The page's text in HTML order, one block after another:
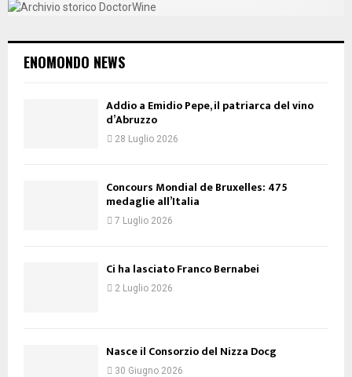
ENOMONDO NEWS
Addio a Emidio Pepe, il patriarca del vino
d’Abruzzo
28 Luglio 2026
Concours Mondial de Bruxelles: 475
medaglie all’Italia
7 Luglio 2026
Ci ha lasciato Franco Bernabei
2 Luglio 2026
Nasce il Consorzio del Nizza Docg
30 Giugno 2026